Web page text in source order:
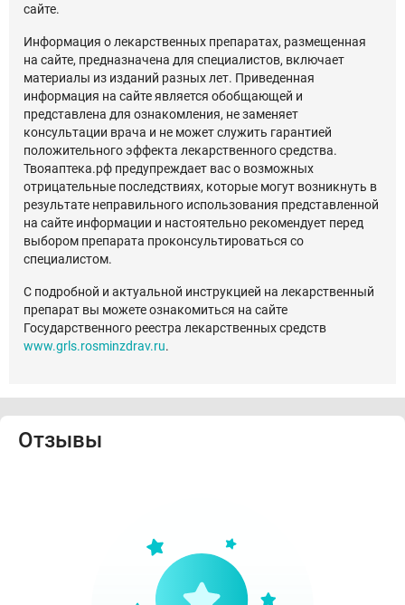
сайте.
Информация о лекарственных препаратах, размещенная
на сайте, предназначена для специалистов, включает
материалы из изданий разных лет. Приведенная
информация на сайте является обобщающей и
представлена для ознакомления, не заменяет
консультации врача и не может служить гарантией
положительного эффекта лекарственного средства.
Твояаптека.рф предупреждает вас о возможных
отрицательные последствиях, которые могут возникнуть в
результате неправильного использования представленной
на сайте информации и настоятельно рекомендует перед
выбором препарата проконсультироваться со
специалистом.
С подробной и актуальной инструкцией на лекарственный
препарат вы можете ознакомиться на сайте
Государственного реестра лекарственных средств
www.grls.rosminzdrav.ru.
Отзывы